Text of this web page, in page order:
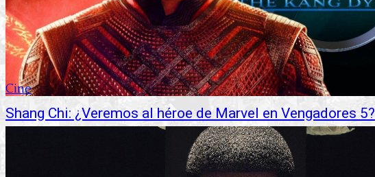
Cine
Shang Chi: ¿Veremos al héroe de Marvel en Vengadores 5?